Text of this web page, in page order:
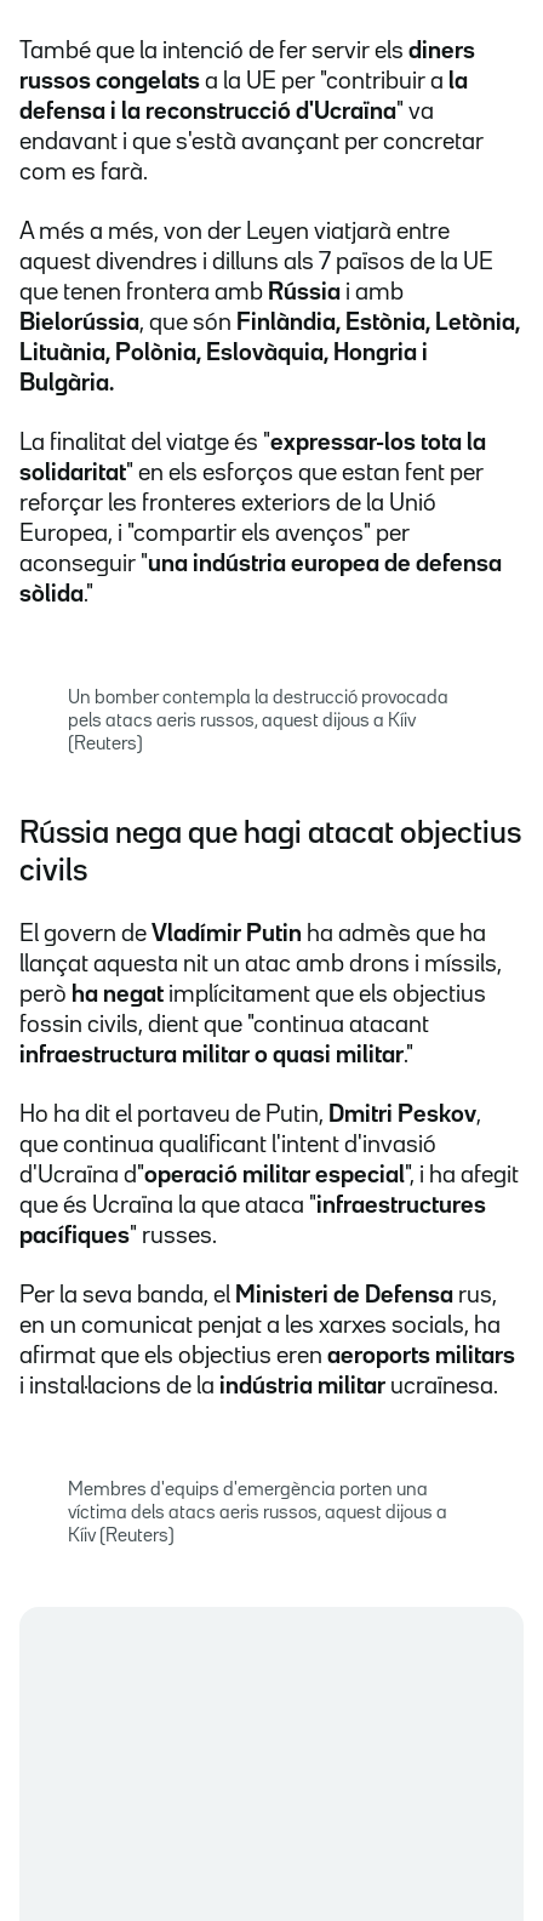
També que la intenció de fer servir els diners
russos congelats a la UE per "contribuir a la
defensa i la reconstrucció d'Ucraïna" va
endavant i que s'està avançant per concretar
com es farà.
A més a més, von der Leyen viatjarà entre
aquest divendres i dilluns als 7 països de la UE
que tenen frontera amb Rússia i amb
Bielorússia, que són Finlàndia, Estònia, Letònia,
Lituània, Polònia, Eslovàquia, Hongria i
Bulgària.
La finalitat del viatge és "expressar-los tota la
solidaritat" en els esforços que estan fent per
reforçar les fronteres exteriors de la Unió
Europea, i "compartir els avenços" per
aconseguir "una indústria europea de defensa
sòlida."
Un bomber contempla la destrucció provocada
pels atacs aeris russos, aquest dijous a Kíiv
(Reuters)
Rússia nega que hagi atacat objectius
civils
El govern de Vladímir Putin ha admès que ha
llançat aquesta nit un atac amb drons i míssils,
però ha negat implícitament que els objectius
fossin civils, dient que "continua atacant
infraestructura militar o quasi militar."
Ho ha dit el portaveu de Putin, Dmitri Peskov,
que continua qualificant l'intent d'invasió
d'Ucraïna d"operació militar especial", i ha afegit
que és Ucraïna la que ataca "infraestructures
pacífiques" russes.
Per la seva banda, el Ministeri de Defensa rus,
en un comunicat penjat a les xarxes socials, ha
afirmat que els objectius eren aeroports militars
i instal·lacions de la indústria militar ucraïnesa.
Membres d'equips d'emergència porten una
víctima dels atacs aeris russos, aquest dijous a
Kíiv (Reuters)